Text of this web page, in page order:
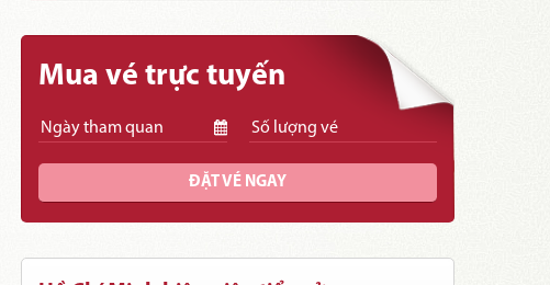
Mua vé trực tuyến
ĐẶT VÉ NGAY